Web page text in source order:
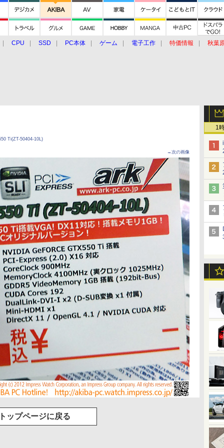
CPU SSD PC本体 ゲーム 電子工作 特価情報
秋葉
1
Ti(ZT-50404-10L)
→次の画像
ップページに戻る